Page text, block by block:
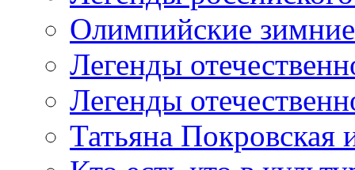
Олимпийские
Легенды
Легенды
Татьяна Покровская